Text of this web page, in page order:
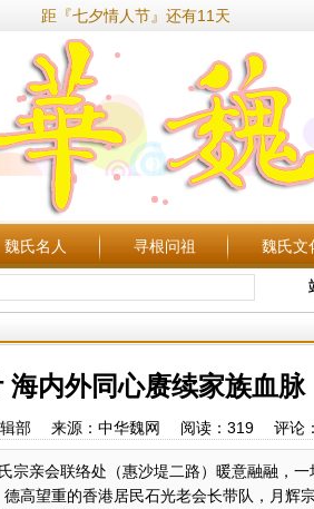
距『七夕情人节』还有11天
魏氏名人 寻根问祖 魏氏文
内外同心赓续家族血脉
辑部 来源：中华魏网 阅读： 319评论：
宗亲会联络处（惠沙堤二路）暖意融融，一
高望重的香港居民石光老会长带队，月辉